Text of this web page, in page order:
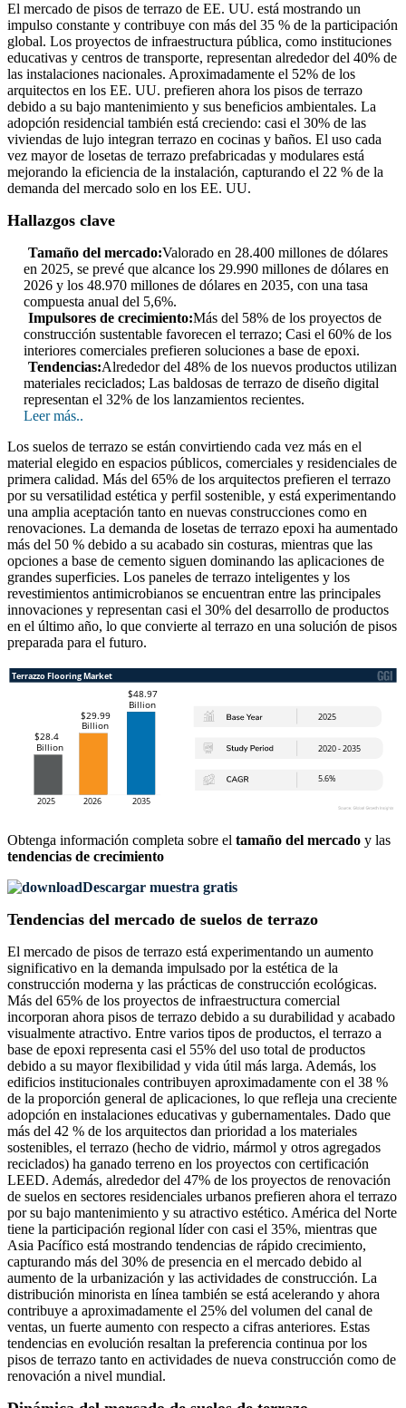
El mercado de pisos de terrazo de EE. UU. está mostrando un
impulso constante y contribuye con más del 35 % de la participación
global. Los proyectos de infraestructura pública, como instituciones
educativas y centros de transporte, representan alrededor del 40% de
las instalaciones nacionales. Aproximadamente el 52% de los
arquitectos en los EE. UU. prefieren ahora los pisos de terrazo
debido a su bajo mantenimiento y sus beneficios ambientales. La
adopción residencial también está creciendo: casi el 30% de las
viviendas de lujo integran terrazo en cocinas y baños. El uso cada
vez mayor de losetas de terrazo prefabricadas y modulares está
mejorando la eficiencia de la instalación, capturando el 22 % de la
demanda del mercado solo en los EE. UU.
Hallazgos clave
Tamaño del mercado:Valorado en 28.400 millones de dólares
en 2025, se prevé que alcance los 29.990 millones de dólares en
2026 y los 48.970 millones de dólares en 2035, con una tasa
compuesta anual del 5,6%.
Impulsores de crecimiento:Más del 58% de los proyectos de
construcción sustentable favorecen el terrazo; Casi el 60% de los
interiores comerciales prefieren soluciones a base de epoxi.
Tendencias:Alrededor del 48% de los nuevos productos utilizan
materiales reciclados; Las baldosas de terrazo de diseño digital
representan el 32% de los lanzamientos recientes.
Leer más..
Los suelos de terrazo se están convirtiendo cada vez más en el
material elegido en espacios públicos, comerciales y residenciales de
primera calidad. Más del 65% de los arquitectos prefieren el terrazo
por su versatilidad estética y perfil sostenible, y está experimentando
una amplia aceptación tanto en nuevas construcciones como en
renovaciones. La demanda de losetas de terrazo epoxi ha aumentado
más del 50 % debido a su acabado sin costuras, mientras que las
opciones a base de cemento siguen dominando las aplicaciones de
grandes superficies. Los paneles de terrazo inteligentes y los
revestimientos antimicrobianos se encuentran entre las principales
innovaciones y representan casi el 30% del desarrollo de productos
en el último año, lo que convierte al terrazo en una solución de pisos
preparada para el futuro.
Obtenga información completa sobre el tamaño del mercado y las
tendencias de crecimiento
Descargar muestra gratis
Tendencias del mercado de suelos de terrazo
El mercado de pisos de terrazo está experimentando un aumento
significativo en la demanda impulsado por la estética de la
construcción moderna y las prácticas de construcción ecológicas.
Más del 65% de los proyectos de infraestructura comercial
incorporan ahora pisos de terrazo debido a su durabilidad y acabado
visualmente atractivo. Entre varios tipos de productos, el terrazo a
base de epoxi representa casi el 55% del uso total de productos
debido a su mayor flexibilidad y vida útil más larga. Además, los
edificios institucionales contribuyen aproximadamente con el 38 %
de la proporción general de aplicaciones, lo que refleja una creciente
adopción en instalaciones educativas y gubernamentales. Dado que
más del 42 % de los arquitectos dan prioridad a los materiales
sostenibles, el terrazo (hecho de vidrio, mármol y otros agregados
reciclados) ha ganado terreno en los proyectos con certificación
LEED. Además, alrededor del 47% de los proyectos de renovación
de suelos en sectores residenciales urbanos prefieren ahora el terrazo
por su bajo mantenimiento y su atractivo estético. América del Norte
tiene la participación regional líder con casi el 35%, mientras que
Asia Pacífico está mostrando tendencias de rápido crecimiento,
capturando más del 30% de presencia en el mercado debido al
aumento de la urbanización y las actividades de construcción. La
distribución minorista en línea también se está acelerando y ahora
contribuye a aproximadamente el 25% del volumen del canal de
ventas, un fuerte aumento con respecto a cifras anteriores. Estas
tendencias en evolución resaltan la preferencia continua por los
pisos de terrazo tanto en actividades de nueva construcción como de
renovación a nivel mundial.